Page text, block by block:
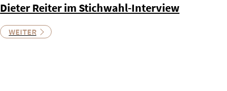
Dieter Reiter im Stichwahl-Interview
WEITER